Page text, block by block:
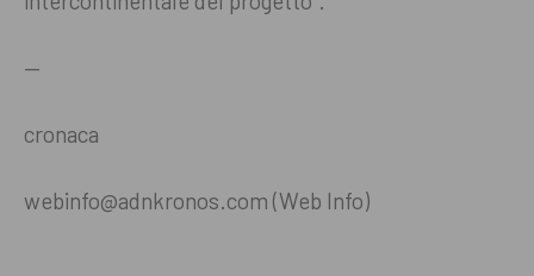
—
cronaca
webinfo@adnkronos.com (Web Info)